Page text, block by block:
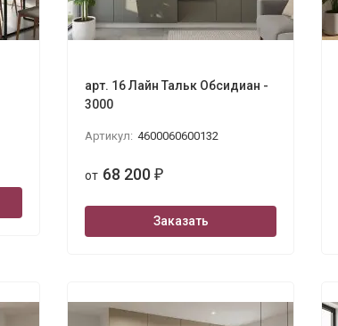
арт. 16 Лайн Тальк Обсидиан -
3000
Артикул: 4600060600132
от 68 200 ₽
Заказать